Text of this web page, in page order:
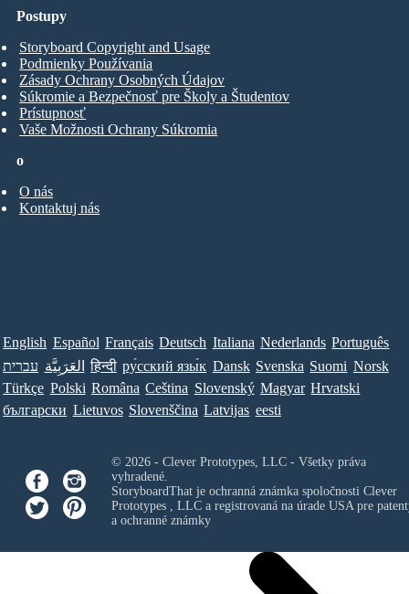
o
O nás
Kontaktuj nás
Postupy
Storyboard Copyright and Usage
Podmienky Používania
Zásady Ochrany Osobných Údajov
Súkromie a Bezpečnosť pre Školy a Študentov
Prístupnosť
Vaše Možnosti Ochrany Súkromia
English Español Français Deutsch Italiana Nederlands Português
עברית العَرَبِيَّة हिन्दी ру́сский язы́к Dansk Svenska Suomi Norsk
Türkçe Polski Româna Ceština Slovenský Magyar Hrvatski
български Lietuvos Slovenščina Latvijas eesti
© 2026 - Clever Prototypes, LLC - Všetky práva
vyhradené.
StoryboardThat je ochranná známka spoločnosti Clever
Prototypes , LLCa registrovaná na úrade USA pre
a ochranné známky